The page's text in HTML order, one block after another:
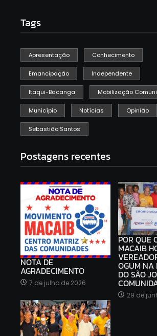
Tags
Apresentação Conhecimento
Emancipação Independente
Itaqui-Bacanga Mobilização
Município Notícias Opinião
Sebastião Santos
Postagens recentes
NOTA DE
AGRADECIMENTO
7 de julho de 2026
POR QUE
MACAIB
OGUM NA
DO SÃO
29 de